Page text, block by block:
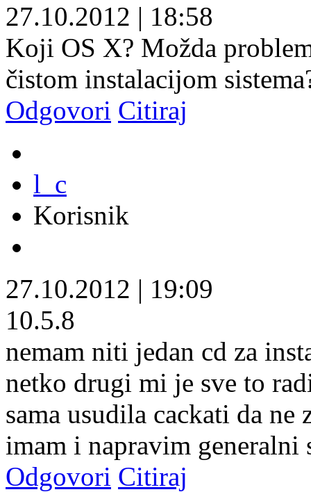
27.10.2012 | 18:58
Koji OS X? Možda
čistom instalacijom
Odgovori Citiraj
l_c
Korisnik
27.10.2012 | 19:09
10.5.8
nemam niti jedan cd za
netko drugi mi je sve to
sama usudila cackati da ne
imam i napravim
Odgovori Citiraj